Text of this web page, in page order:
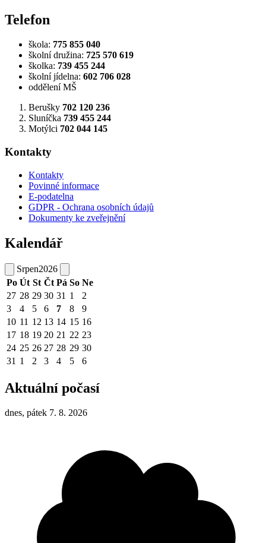
Telefon
škola: 775 855 040
školní družina: 725 570 619
školka: 739 455 244
školní jídelna: 602 706 028
oddělení MŠ
Berušky 702 120 236
Sluníčka 739 455 244
Motýlci 702 044 145
Kontakty
Kontakty
Povinné informace
E-podatelna
GDPR - Ochrana osobních údajů
Dokumenty ke zveřejnění
Kalendář
Srpen2026
Po Út St Čt Pá So Ne
27 28 29 30 31 1
2
3
4 5 6 7 8
9
10 11 12 13 14 15 16
17 18 19 20 21 22 23
24 25 26 27 28 29 30
31 1 2 3 4 5 6
Aktuální počasí
dnes, pátek 7. 8. 2026